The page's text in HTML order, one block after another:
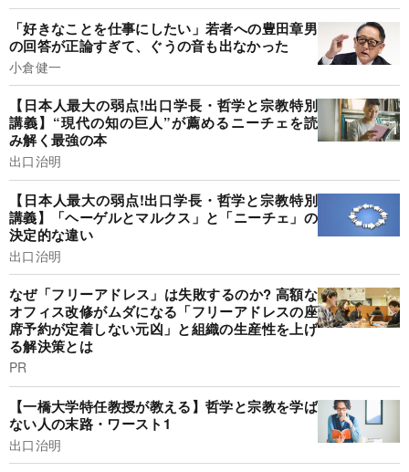
「好きなことを仕事にしたい」若者への豊田章男
の回答が正論すぎて、ぐうの音も出なかった
小倉健一
【日本人最大の弱点!出口学長・哲学と宗教特別
講義】“現代の知の巨人”が薦めるニーチェを読
み解く最強の本
出口治明
【日本人最大の弱点!出口学長・哲学と宗教特別
講義】「ヘーゲルとマルクス」と「ニーチェ」の
決定的な違い
出口治明
なぜ「フリーアドレス」は失敗するのか? 高額な
オフィス改修がムダになる「フリーアドレスの座
席予約が定着しない元凶」と組織の生産性を上げ
る解決策とは
PR
【一橋大学特任教授が教える】哲学と宗教を学ば
ない人の末路・ワースト1
出口治明